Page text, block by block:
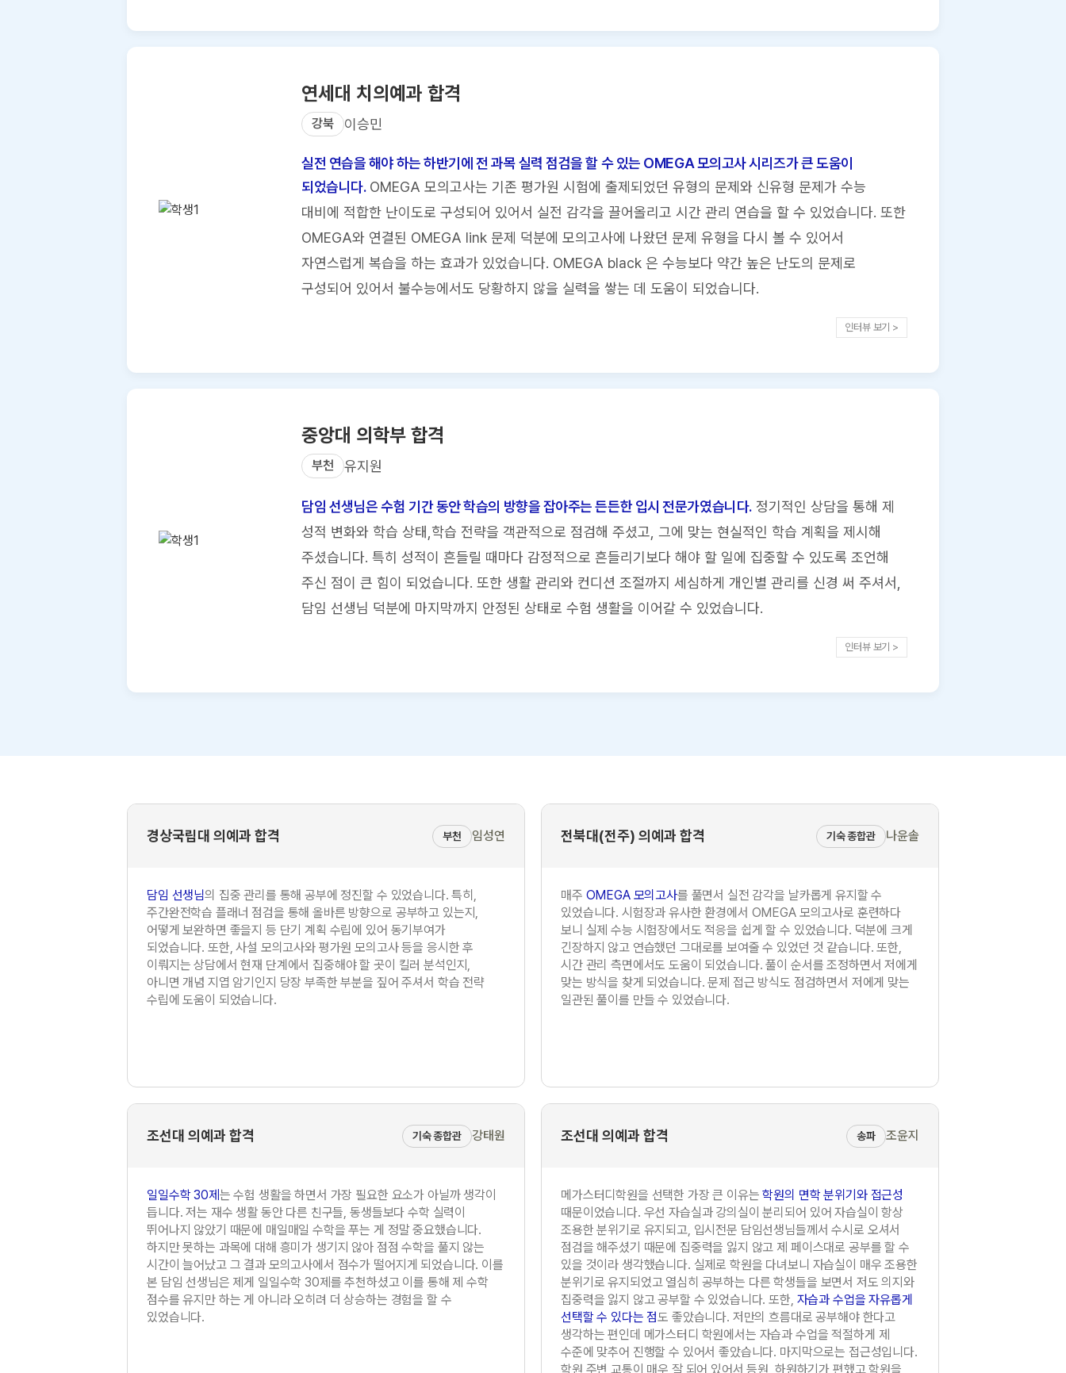
연세대 치의예과 합격
강북 이승민
실전 연습을 해야 하는 하반기에 전 과목 실력 점검을 할 수 있는 OMEGA 모의고사 시리즈가 큰 도움이
되었습니다.OMEGA 모의고사는 기존 평가원 시험에 출제되었던 유형의 문제와 신유형 문제가 수능
대비에 적합한 난이도로 구성되어 있어서 실전 감각을 끌어올리고 시간 관리 연습을 할 수 있었습니다. 또한
OMEGA와 연결된 OMEGA link 문제 덕분에 모의고사에 나왔던 문제 유형을 다시 볼 수 있어서
자연스럽게 복습을 하는 효과가 있었습니다. OMEGA black 은 수능보다 약간 높은 난도의 문제로
구성되어 있어서 불수능에서도 당황하지 않을 실력을 쌓는 데 도움이 되었습니다.
인터뷰 보기 >
중앙대 의학부 합격
부천 유지원
담임 선생님은 수험 기간 동안 학습의 방향을 잡아주는 든든한 입시 전문가였습니다.정기적인 상담을 통해 제
성적 변화와 학습 상태,학습 전략을 객관적으로 점검해 주셨고, 그에 맞는 현실적인 학습 계획을 제시해
주셨습니다. 특히 성적이 흔들릴 때마다 감정적으로 흔들리기보다 해야 할 일에 집중할 수 있도록 조언해
주신 점이 큰 힘이 되었습니다. 또한 생활 관리와 컨디션 조절까지 세심하게 개인별 관리를 신경 써 주셔서,
담임 선생님 덕분에 마지막까지 안정된 상태로 수험 생활을 이어갈 수 있었습니다.
인터뷰 보기 >
경상국립대 의예과 합격 부천 임성연
담임 선생님의 집중 관리를 통해 공부에 정진할 수 있었습니다. 특히,
주간완전학습 플래너 점검을 통해 올바른 방향으로 공부하고 있는지,
어떻게 보완하면 좋을지 등 단기 계획 수립에 있어 동기부여가
되었습니다. 또한, 사설 모의고사와 평가원 모의고사 등을 응시한 후
이뤄지는 상담에서 현재 단계에서 집중해야 할 곳이 킬러 분석인지,
아니면 개념 지엽 암기인지 당장 부족한 부분을 짚어 주셔서 학습 전략
수립에 도움이 되었습니다.
전북대(전주) 의예과 합격 기숙 종합관 나윤솔
매주 OMEGA 모의고사를 풀면서 실전 감각을 날카롭게 유지할 수
있었습니다. 시험장과 유사한 환경에서 OMEGA 모의고사로 훈련하다
보니 실제 수능 시험장에서도 적응을 쉽게 할 수 있었습니다. 덕분에 크게
긴장하지 않고 연습했던 그대로를 보여줄 수 있었던 것 같습니다. 또한,
시간 관리 측면에서도 도움이 되었습니다. 풀이 순서를 조정하면서 저에게
맞는 방식을 찾게 되었습니다. 문제 접근 방식도 점검하면서 저에게 맞는
일관된 풀이를 만들 수 있었습니다.
조선대 의예과 합격 기숙 종합관 강태원
일일수학 30제는 수험 생활을 하면서 가장 필요한 요소가 아닐까 생각이
듭니다. 저는 재수 생활 동안 다른 친구들, 동생들보다 수학 실력이
뛰어나지 않았기 때문에 매일매일 수학을 푸는 게 정말 중요했습니다.
하지만 못하는 과목에 대해 흥미가 생기지 않아 점점 수학을 풀지 않는
시간이 늘어났고 그 결과 모의고사에서 점수가 떨어지게 되었습니다. 이를
본 담임 선생님은 제게 일일수학 30제를 추천하셨고 이를 통해 제 수학
점수를 유지만 하는 게 아니라 오히려 더 상승하는 경험을 할 수
있었습니다.
조선대 의예과 합격 송파 조윤지
메가스터디학원을 선택한 가장 큰 이유는학원의 면학 분위기와 접근성
때문이었습니다. 우선 자습실과 강의실이 분리되어 있어 자습실이 항상
조용한 분위기로 유지되고, 입시전문 담임선생님들께서 수시로 오셔서
점검을 해주셨기 때문에 집중력을 잃지 않고 제 페이스대로 공부를 할 수
있을 것이라 생각했습니다. 실제로 학원을 다녀보니 자습실이 매우 조용한
분위기로 유지되었고 열심히 공부하는 다른 학생들을 보면서 저도 의지와
집중력을 잃지 않고 공부할 수 있었습니다. 또한, 자습과 수업을 자유롭게
선택할 수 있다는 점도 좋았습니다. 저만의 흐름대로 공부해야 한다고
생각하는 편인데 메가스터디 학원에서는 자습과 수업을 적절하게 제
수준에 맞추어 진행할 수 있어서 좋았습니다. 마지막으로는 접근성입니다.
학원 주변 교통이 매우 잘 되어 있어서 등원, 하원하기가 편했고 학원을